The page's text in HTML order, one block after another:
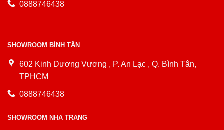
0888746438
SHOWROOM BÌNH TÂN
602 Kinh Dương Vương , P. An Lạc , Q. Bình Tân,
TPHCM
0888746438
SHOWROOM NHA TRANG